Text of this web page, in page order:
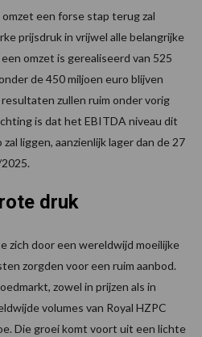
een forse stap terug zal
prijsdruk in vrijwel alle belangrijke
omzet is gerealiseerd van 525
de 450 miljoen euro blijven
zullen ruim onder vorig
is dat het EBITDA niveau dit
liggen, aanzienlijk lager dan de 27
druk
zich door een wereldwijd moeilijke
zorgden voor een ruim aanbod.
zowel in prijzen als in
volumes van Royal HZPC
Die groei komt voort uit een lichte